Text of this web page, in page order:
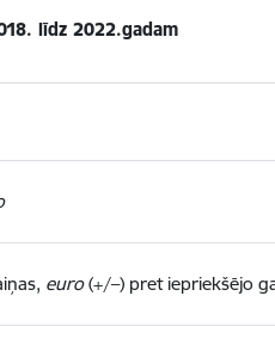
līdz 2022.gadam
euro(+/–) pret iepriekšējo